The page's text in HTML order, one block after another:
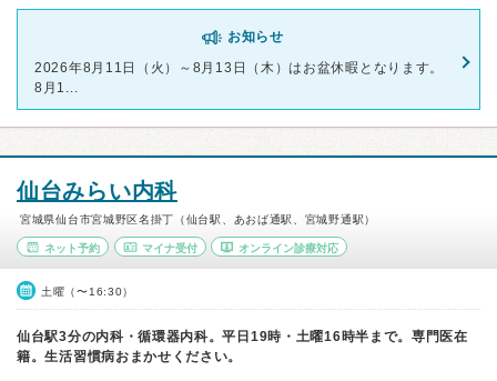
お知らせ
2026年8月11日（火）～8月13日（木）はお盆休暇となります。
8月1...
仙台みらい内科
宮城県仙台市宮城野区名掛丁（仙台駅、あおば通駅、宮城野通駅）
ネット予約 マイナ受付 オンライン診療対応
土曜（〜16:30）
仙台駅3分の内科・循環器内科。平日19時・土曜16時半まで。専門医在
籍。生活習慣病おまかせください。